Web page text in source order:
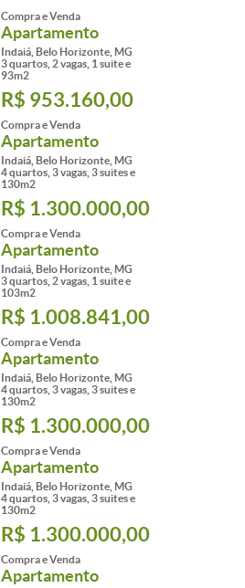
Compra e Venda
Apartamento
Indaiá, Belo Horizonte, MG
3 quartos, 2 vagas, 1 suite e
93m2
R$ 953.160,00
Compra e Venda
Apartamento
Indaiá, Belo Horizonte, MG
4 quartos, 3 vagas, 3 suites e
130m2
R$ 1.300.000,00
Compra e Venda
Apartamento
Indaiá, Belo Horizonte, MG
3 quartos, 2 vagas, 1 suite e
103m2
R$ 1.008.841,00
Compra e Venda
Apartamento
Indaiá, Belo Horizonte, MG
4 quartos, 3 vagas, 3 suites e
130m2
R$ 1.300.000,00
Compra e Venda
Apartamento
Indaiá, Belo Horizonte, MG
4 quartos, 3 vagas, 3 suites e
130m2
R$ 1.300.000,00
Compra e Venda
Apartamento